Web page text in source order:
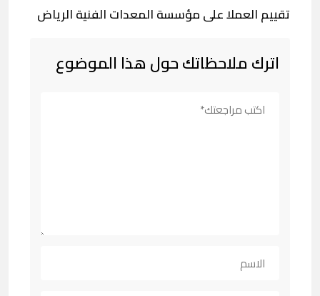
تقييم العملا على مؤسسة المعدات الفنية الرياض
اترك ملاحظاتك حول هذا الموضوع